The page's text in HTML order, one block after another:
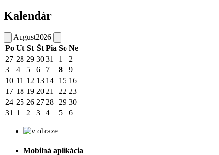
Kalendár
August2026
Po Ut St Št Pia So Ne
27 28 29 30 31 1
2
3
4 5 6 7 8
9
10 11 12 13 14 15 16
17 18 19 20 21 22 23
24 25 26 27 28 29 30
31 1 2 3 4 5 6
Mobilná aplikácia